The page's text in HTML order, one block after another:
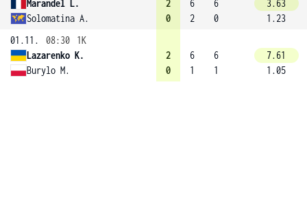
Marandel L.
Solomatina A.
2
0
6
2
6
0
3.63
1.23
01.11.
08:30
1K
Lazarenko K.
Burylo M.
2
0
6
1
6
1
7.61
1.05